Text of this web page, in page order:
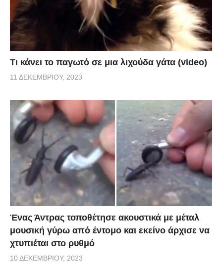
Τι κάνει το παγωτό σε μια λιχούδα γάτα (video)
11 ΔΕΚΕΜΒΡΊΟΥ, 2023
Ένας Άντρας τοποθέτησε ακουστικά με μέταλ
μουσική γύρω από έντομο και εκείνο άρχισε να
χτυπιέται στο ρυθμό
10 ΔΕΚΕΜΒΡΊΟΥ, 2023